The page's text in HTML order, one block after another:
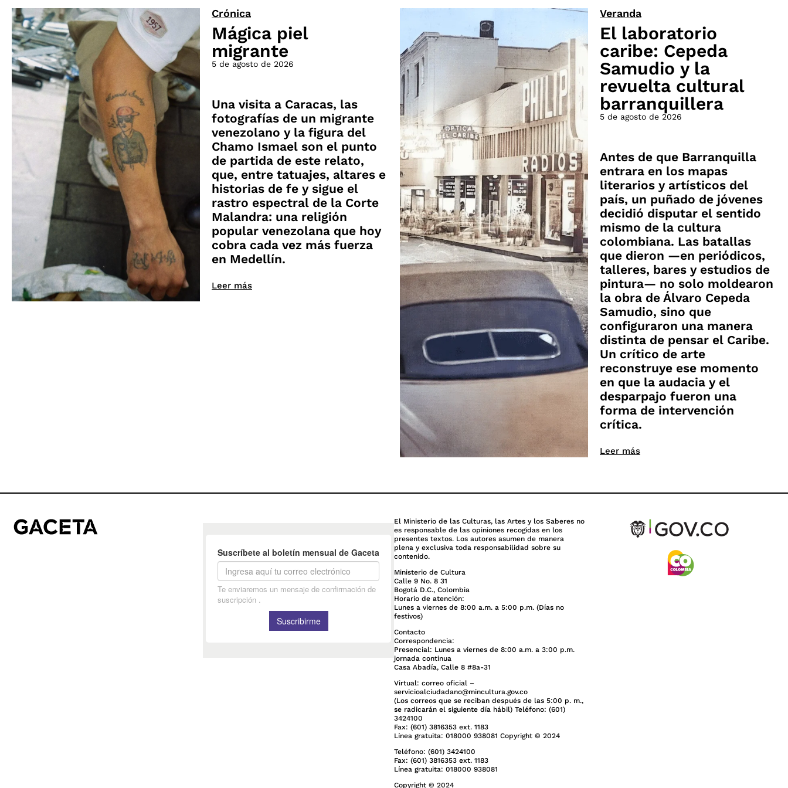
Crónica
Mágica piel
migrante
5 de agosto de 2026
Una visita a Caracas, las
fotografías de un migrante
venezolano y la figura del
Chamo Ismael son el punto
de partida de este relato,
que, entre tatuajes, altares e
historias de fe y sigue el
rastro espectral de la Corte
Malandra: una religión
popular venezolana que hoy
cobra cada vez más fuerza
en Medellín.
Leer más
Veranda
El laboratorio
caribe: Cepeda
Samudio y la
revuelta cultural
barranquillera
5 de agosto de 2026
Antes de que Barranquilla
entrara en los mapas
literarios y artísticos del
país, un puñado de jóvenes
decidió disputar el sentido
mismo de la cultura
colombiana. Las batallas
que dieron —en periódicos,
talleres, bares y estudios de
pintura— no solo moldearon
la obra de Álvaro Cepeda
Samudio, sino que
configuraron una manera
distinta de pensar el Caribe.
Un crítico de arte
reconstruye ese momento
en que la audacia y el
desparpajo fueron una
forma de intervención
crítica.
Leer más
El Ministerio de las Culturas, las Artes y los Saberes no
es responsable de las opiniones recogidas en los
presentes textos. Los autores asumen de manera
plena y exclusiva toda responsabilidad sobre su
contenido.
Ministerio de Cultura
Calle 9 No. 8 31
Bogotá D.C., Colombia
Horario de atención:
Lunes a viernes de 8:00 a.m. a 5:00 p.m. (Días no
festivos)
Contacto
Correspondencia:
Presencial: Lunes a viernes de 8:00 a.m. a 3:00 p.m.
jornada continua
Casa Abadía, Calle 8 #8a-31
Virtual: correo oficial –
servicioalciudadano@mincultura.gov.co
(Los correos que se reciban después de las 5:00 p. m.,
se radicarán el siguiente día hábil) Teléfono: (601)
3424100
Fax: (601) 3816353 ext. 1183
Línea gratuita: 018000 938081 Copyright © 2024
Teléfono: (601) 3424100
Fax: (601) 3816353 ext. 1183
Línea gratuita: 018000 938081
Copyright © 2024